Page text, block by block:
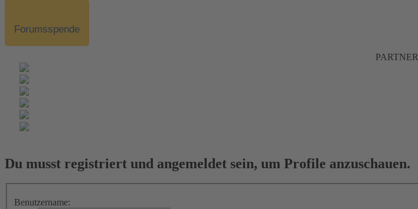
Forumsspende
PARTNER
Du musst registriert und angemeldet sein, um Profile anzuschauen.
Benutzername: